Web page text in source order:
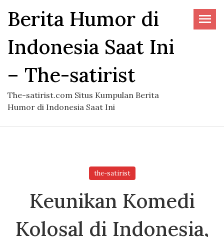
content
Berita Humor di
Indonesia Saat Ini
– The-satirist
The-satirist.com Situs Kumpulan Berita
Humor di Indonesia Saat Ini
the-satirist
Keunikan Komedi
Kolosal di Indonesia,